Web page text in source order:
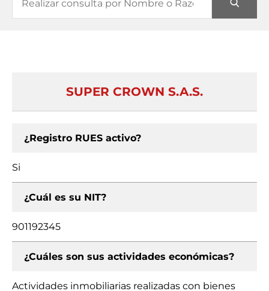
SUPER CROWN S.A.S.
¿Registro RUES activo?
Si
¿Cuál es su NIT?
901192345
¿Cuáles son sus actividades económicas?
Actividades inmobiliarias realizadas con bienes